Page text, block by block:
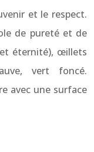
et le respect.
de pureté et de
et éternité), œillets
vert foncé.
avec une surface